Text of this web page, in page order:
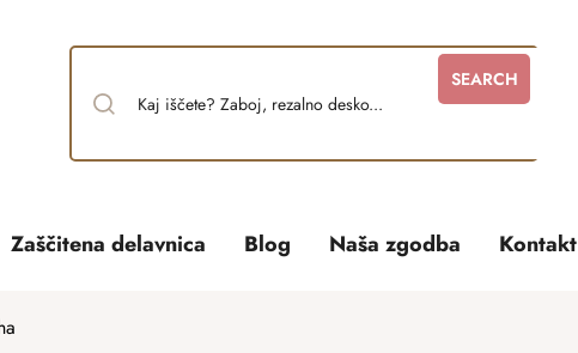
SEARCH
Zaščitena delavnica Blog Naša zgodba Kontakt